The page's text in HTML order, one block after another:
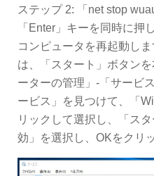
ステップ 2: 「net stop
「Enter」キーを同時に押
コンピュータを再起動し
は、「スタート」ボタン
ーターの管理」-「サービ
ービス」を見つけて、「
リックして選択し、「ス
効」を選択し、OKをクリ